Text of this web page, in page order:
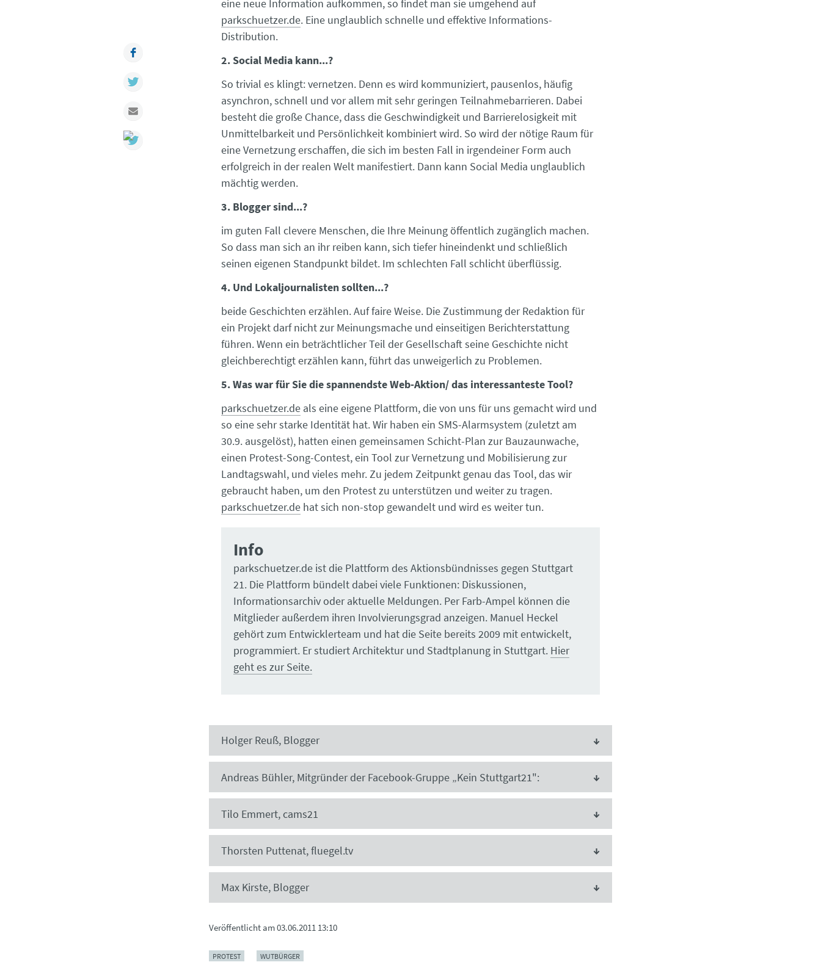
eine neue Information aufkommen, so findet man sie umgehend auf
parkschuetzer.de. Eine unglaublich schnelle und effektive Informations-
Distribution.
2. Social Media kann...?
So trivial es klingt: vernetzen. Denn es wird kommuniziert, pausenlos, häufig
asynchron, schnell und vor allem mit sehr geringen Teilnahmebarrieren. Dabei
besteht die große Chance, dass die Geschwindigkeit und Barrierelosigkeit mit
Unmittelbarkeit und Persönlichkeit kombiniert wird. So wird der nötige Raum für
eine Vernetzung erschaffen, die sich im besten Fall in irgendeiner Form auch
erfolgreich in der realen Welt manifestiert. Dann kann Social Media unglaublich
mächtig werden.
3. Blogger sind...?
im guten Fall clevere Menschen, die Ihre Meinung öffentlich zugänglich machen.
So dass man sich an ihr reiben kann, sich tiefer hineindenkt und schließlich
seinen eigenen Standpunkt bildet. Im schlechten Fall schlicht überflüssig.
4. Und Lokaljournalisten sollten...?
beide Geschichten erzählen. Auf faire Weise. Die Zustimmung der Redaktion für
ein Projekt darf nicht zur Meinungsmache und einseitigen Berichterstattung
führen. Wenn ein beträchtlicher Teil der Gesellschaft seine Geschichte nicht
gleichberechtigt erzählen kann, führt das unweigerlich zu Problemen.
5. Was war für Sie die spannendste Web-Aktion/ das interessanteste Tool?
parkschuetzer.de als eine eigene Plattform, die von uns für uns gemacht wird und
so eine sehr starke Identität hat. Wir haben ein SMS-Alarmsystem (zuletzt am
30.9. ausgelöst), hatten einen gemeinsamen Schicht-Plan zur Bauzaunwache,
einen Protest-Song-Contest, ein Tool zur Vernetzung und Mobilisierung zur
Landtagswahl, und vieles mehr. Zu jedem Zeitpunkt genau das Tool, das wir
gebraucht haben, um den Protest zu unterstützen und weiter zu tragen.
parkschuetzer.de hat sich non-stop gewandelt und wird es weiter tun.
Info
parkschuetzer.de ist die Plattform des Aktionsbündnisses gegen Stuttgart
21. Die Plattform bündelt dabei viele Funktionen: Diskussionen,
Informationsarchiv oder aktuelle Meldungen. Per Farb-Ampel können die
Mitglieder außerdem ihren Involvierungsgrad anzeigen. Manuel Heckel
gehört zum Entwicklerteam und hat die Seite bereits 2009 mit entwickelt,
programmiert. Er studiert Architektur und Stadtplanung in Stuttgart. Hier
geht es zur Seite.
Holger Reuß, Blogger
Andreas Bühler, Mitgründer der Facebook-Gruppe „Kein Stuttgart21":
Tilo Emmert, cams21
Thorsten Puttenat, fluegel.tv
Max Kirste, Blogger
Veröffentlicht am03.06.2011 13:10
PROTEST WUTBÜRGER